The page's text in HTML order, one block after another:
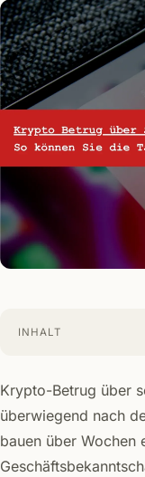
INHALT
Krypto-Betrug über
überwiegend nach
bauen über Wochen